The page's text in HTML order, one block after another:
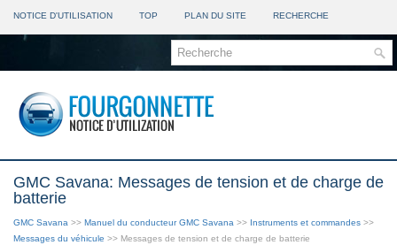
NOTICE D'UTILISATION TOP PLAN DU SITE RECHERCHE
GMC Savana: Messages de tension et de charge de
batterie
GMC Savana >> Manuel du conducteur GMC Savana >> Instruments et commandes >>
Messages du véhicule >> Messages de tension et de charge de batterie